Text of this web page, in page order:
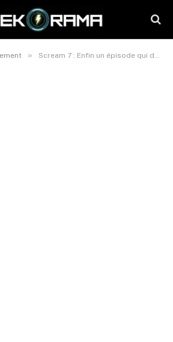
» Scream 7 : Enfin un épisode qui déçoit vraiment